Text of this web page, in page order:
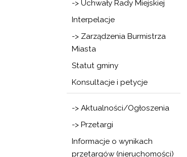
-> Uchwały Rady Miejskiej
Interpelacje
-> Zarządzenia Burmistrza
Miasta
Statut gminy
Konsultacje i petycje
-> Aktualności/Ogłoszenia
-> Przetargi
Informacje o wynikach
przetargów (nieruchomości)